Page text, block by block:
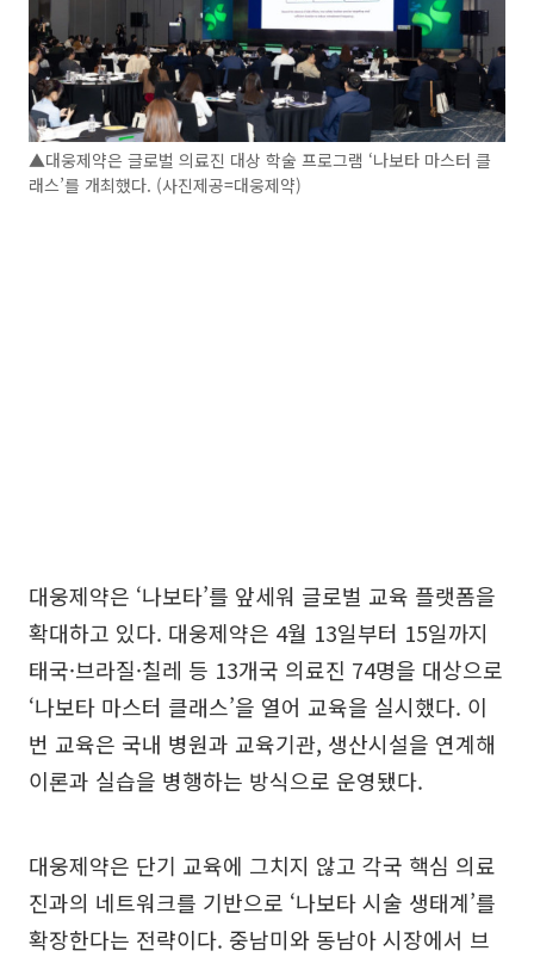
▲대웅제약은 글로벌 의료진 대상 학술 프로그램 ‘나보타 마스터 클
래스’를 개최했다. (사진제공=대웅제약)
대웅제약은 ‘나보타’를 앞세워 글로벌 교육 플랫폼을
확대하고 있다. 대웅제약은 4월 13일부터 15일까지
태국·브라질·칠레 등 13개국 의료진 74명을 대상으로
‘나보타 마스터 클래스’을 열어 교육을 실시했다. 이
번 교육은 국내 병원과 교육기관, 생산시설을 연계해
이론과 실습을 병행하는 방식으로 운영됐다.
대웅제약은 단기 교육에 그치지 않고 각국 핵심 의료
진과의 네트워크를 기반으로 ‘나보타 시술 생태계’를
확장한다는 전략이다. 중남미와 동남아 시장에서 브